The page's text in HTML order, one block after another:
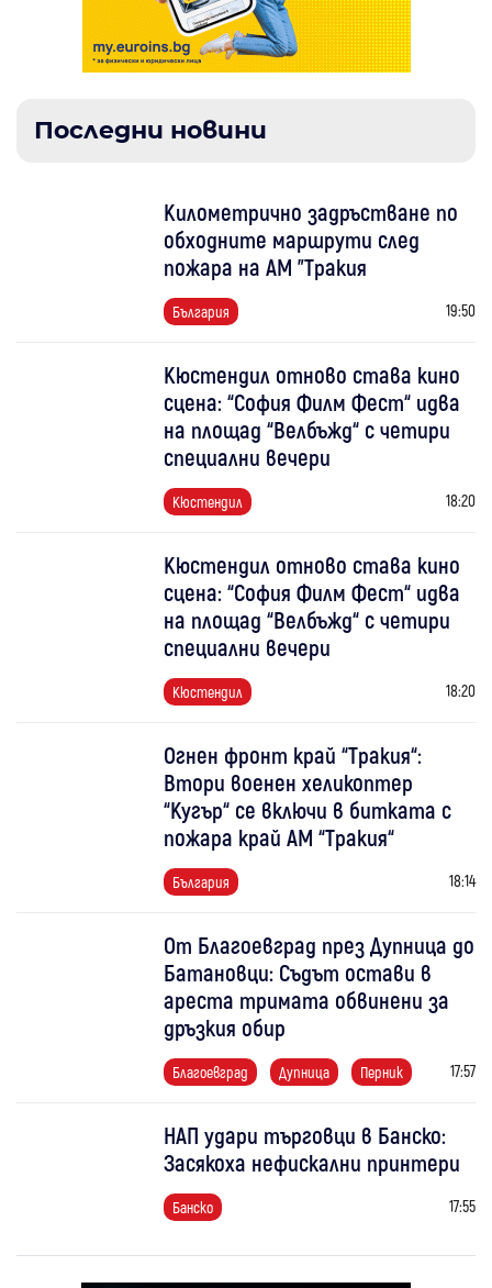
Последни новини
Километрично задръстване по
обходните маршрути след
пожара на АМ "Тракия
България 19:50
Кюстендил отново става кино
сцена: “София Филм Фест“ идва
на площад “Велбъжд“ с четири
специални вечери
Кюстендил 18:20
Кюстендил отново става кино
сцена: “София Филм Фест“ идва
на площад “Велбъжд“ с четири
специални вечери
Кюстендил 18:20
Огнен фронт край “Тракия“:
Втори военен хеликоптер
“Кугър“ се включи в битката с
пожара край АМ “Тракия“
България 18:14
От Благоевград през Дупница до
Батановци: Съдът остави в
ареста тримата обвинени за
дръзкия обир
Благоевград Дупница Перник 17:57
НАП удари търговци в Банско:
Засякоха нефискални принтери
Банско 17:55